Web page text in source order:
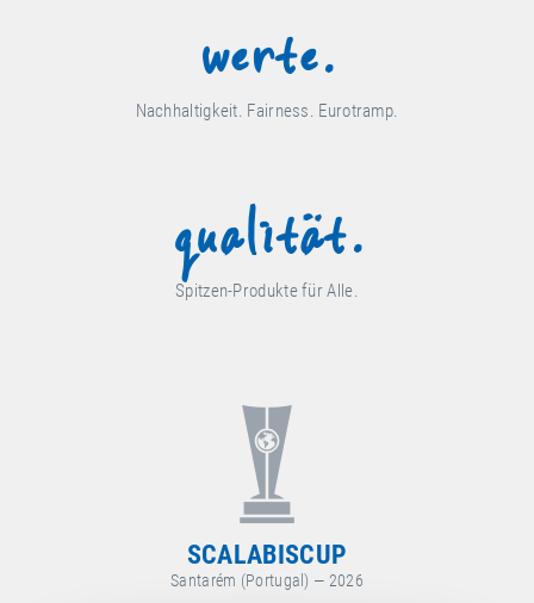
werte.
Nachhaltigkeit. Fairness. Eurotramp.
qualität.
Spitzen-Produkte für Alle.
WORLD CUP
Arosa (Schweiz) — 2026